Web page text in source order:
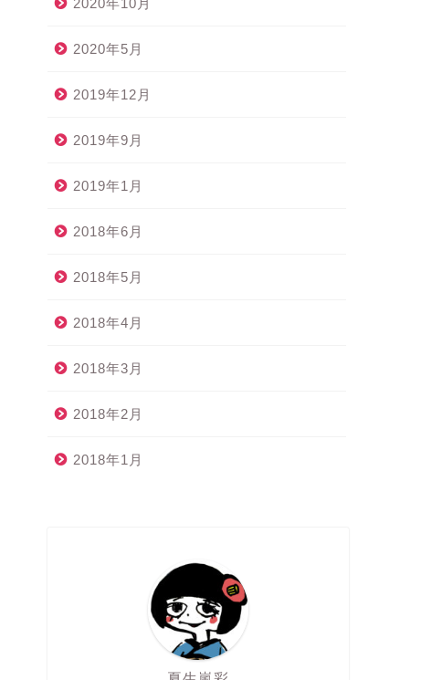
2020年10月
2020年5月
2019年12月
2019年9月
2019年1月
2018年6月
2018年5月
2018年4月
2018年3月
2018年2月
2018年1月